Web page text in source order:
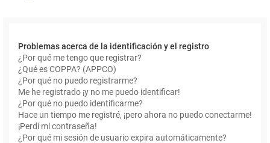
Problemas acerca de la identificación y el registro
¿Por qué me tengo que registrar?
¿Qué es COPPA? (APPCO)
¿Por qué no puedo registrarme?
Me he registrado ¡y no me puedo identificar!
¿Por qué no puedo identificarme?
Hace un tiempo me registré, ¡pero ahora no puedo conectarme!
¡Perdí mi contraseña!
¿Por qué mi sesión de usuario expira automáticamente?